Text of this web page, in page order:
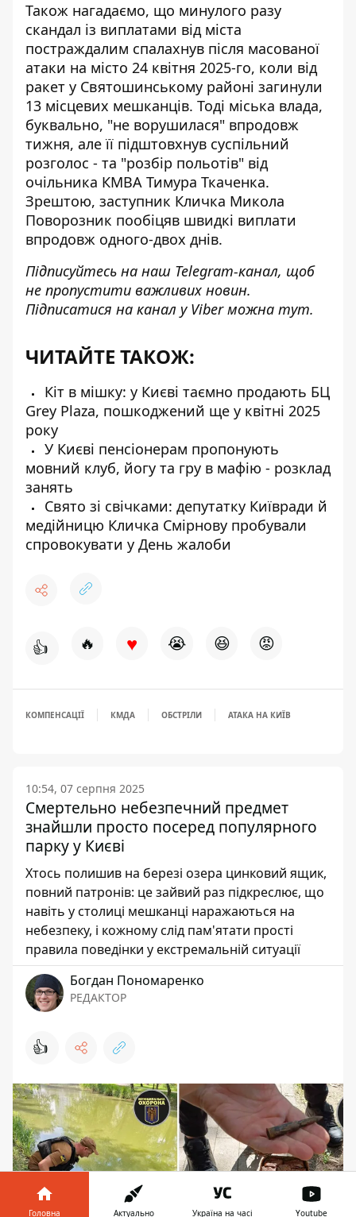
Також нагадаємо, що минулого разу
скандал із виплатами від міста
постраждалим спалахнув після масованої
атаки на місто 24 квітня 2025-го, коли від
ракет у Святошинському районі загинули
13 місцевих мешканців. Тоді міська влада,
буквально, "не ворушилася" впродовж
тижня, але її підштовхнув суспільний
розголос - та "розбір польотів" від
очільника КМВА Тимура Ткаченка.
Зрештою, заступник Кличка Микола
Поворозник пообіцяв швидкі виплати
впродовж одного-двох днів.
Підписуйтесь на наш Telegram-канал, щоб
не пропустити важливих новин.
Підписатися на канал у Viber можна тут.
ЧИТАЙТЕ ТАКОЖ:
Кіт в мішку: у Києві таємно продають БЦ
Grey Plaza, пошкоджений ще у квітні 2025
року
У Києві пенсіонерам пропонують
мовний клуб, йогу та гру в мафію - розклад
занять
Свято зі свічками: депутатку Київради й
медійницю Кличка Смірнову пробували
спровокувати у День жалоби
👍 🔥 ♥ 😭 😆 😡
КОМПЕНСАЦІЇ КМДА ОБСТРІЛИ АТАКА НА КИЇВ
10:54, 07 серпня 2025
Смертельно небезпечний предмет
знайшли просто посеред популярного
парку у Києві
Хтось полишив на березі озера цинковий ящик,
повний патронів: це зайвий раз підкреслює, що
навіть у столиці мешканці наражаються на
небезпеку, і кожному слід пам'ятати прості
правила поведінки у екстремальній ситуації
Богдан Пономаренко
РЕДАКТОР
👍
Головна Актуально Україна на часі Youtube